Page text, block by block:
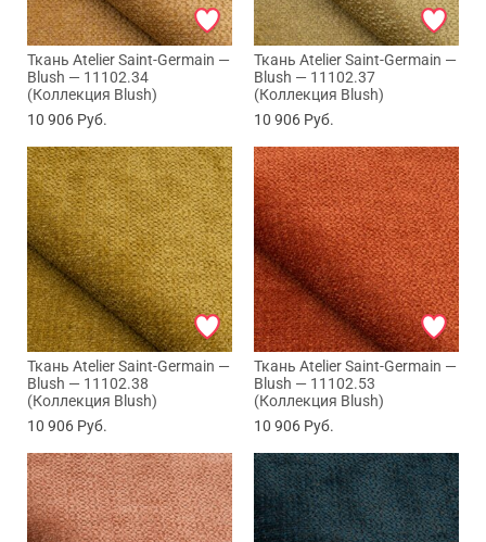
Ткань Atelier Saint-Germain —
Blush — 11102.34
(Коллекция Blush)
10 906 Руб.
Ткань Atelier Saint-Germain —
Blush — 11102.37
(Коллекция Blush)
10 906 Руб.
Ткань Atelier Saint-Germain —
Blush — 11102.38
(Коллекция Blush)
10 906 Руб.
Ткань Atelier Saint-Germain —
Blush — 11102.53
(Коллекция Blush)
10 906 Руб.
Max
Telegram